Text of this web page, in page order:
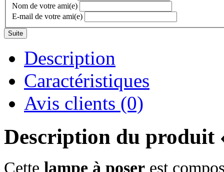
Nom de votre ami(e)
E-mail de votre ami(e)
Suite
Description
Caractéristiques
Avis clients (0)
Description du produit
Cette lampe à poser est